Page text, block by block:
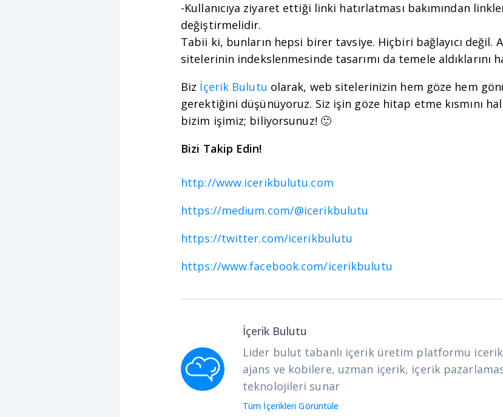
-Kullanıcıya ziyaret ettiği linki hatırlatması bakımından
değiştirmelidir.
Tabii ki, bunların hepsi birer tavsiye. Hiçbiri bağlayıcı değil.
sitelerinin indekslenmesinde tasarımı da temele aldıklarını
Biz İçerik Bulutu olarak, web sitelerinizin hem göze hem
gerektiğini düşünüyoruz. Siz işin göze hitap etme kısmını
bizim işimiz; biliyorsunuz! 🙂
Bizi Takip Edin!
http://www.icerikbulutu.com
https://medium.com/@icerikbulutu
https://twitter.com/icerikbulutu
https://www.facebook.com/icerikbulutu
İçerik Bulutu
Lider bulut tabanlı içerik üretim platformu
ajans ve kobilere, uzman içerik, içerik
teknolojileri sunar
Tüm İçerikleri Görüntüle